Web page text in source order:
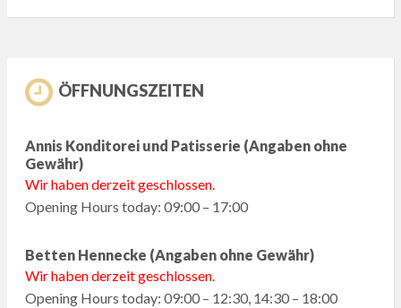
ÖFFNUNGSZEITEN
Annis Konditorei und Patisserie (Angaben ohne
Gewähr)
Wir haben derzeit geschlossen.
Opening Hours today: 09:00 – 17:00
Betten Hennecke (Angaben ohne Gewähr)
Wir haben derzeit geschlossen.
Opening Hours today: 09:00 – 12:30, 14:30 – 18:00